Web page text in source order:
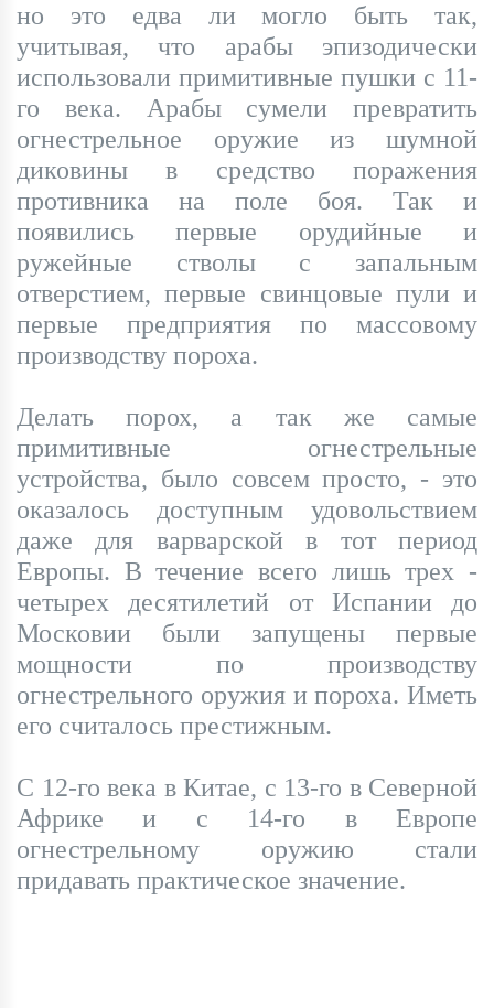
но это едва ли могло быть так,
учитывая, что арабы эпизодически
использовали примитивные пушки с 11-
го века. Арабы сумели превратить
огнестрельное оружие из шумной
диковины в средство поражения
противника на поле боя. Так и
появились первые орудийные и
ружейные стволы с запальным
отверстием, первые свинцовые пули и
первые предприятия по массовому
производству пороха.
Делать порох, а так же самые
примитивные огнестрельные
устройства, было совсем просто, - это
оказалось доступным удовольствием
даже для варварской в тот период
Европы. В течение всего лишь трех -
четырех десятилетий от Испании до
Московии были запущены первые
мощности по производству
огнестрельного оружия и пороха. Иметь
его считалось престижным.
С 12-го века в Китае, с 13-го в Северной
Африке и с 14-го в Европе
огнестрельному оружию стали
придавать практическое значение.